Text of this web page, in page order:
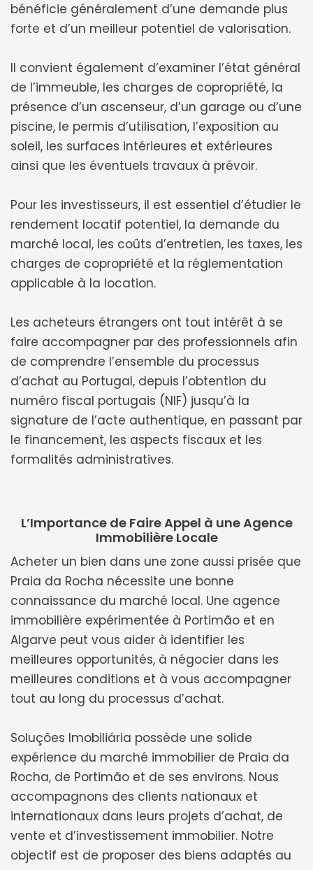
bénéficie généralement d’une demande plus
forte et d’un meilleur potentiel de valorisation.
Il convient également d’examiner l’état général
de l’immeuble, les charges de copropriété, la
présence d’un ascenseur, d’un garage ou d’une
piscine, le permis d’utilisation, l’exposition au
soleil, les surfaces intérieures et extérieures
ainsi que les éventuels travaux à prévoir.
Pour les investisseurs, il est essentiel d’étudier le
rendement locatif potentiel, la demande du
marché local, les coûts d’entretien, les taxes, les
charges de copropriété et la réglementation
applicable à la location.
Les acheteurs étrangers ont tout intérêt à se
faire accompagner par des professionnels afin
de comprendre l’ensemble du processus
d’achat au Portugal, depuis l’obtention du
numéro fiscal portugais (NIF) jusqu’à la
signature de l’acte authentique, en passant par
le financement, les aspects fiscaux et les
formalités administratives.
L’Importance de Faire Appel à une Agence
Immobilière Locale
Acheter un bien dans une zone aussi prisée que
Praia da Rocha nécessite une bonne
connaissance du marché local. Une agence
immobilière expérimentée à Portimão et en
Algarve peut vous aider à identifier les
meilleures opportunités, à négocier dans les
meilleures conditions et à vous accompagner
tout au long du processus d’achat.
Soluções Imobiliária possède une solide
expérience du marché immobilier de Praia da
Rocha, de Portimão et de ses environs. Nous
accompagnons des clients nationaux et
internationaux dans leurs projets d’achat, de
vente et d’investissement immobilier. Notre
objectif est de proposer des biens adaptés au